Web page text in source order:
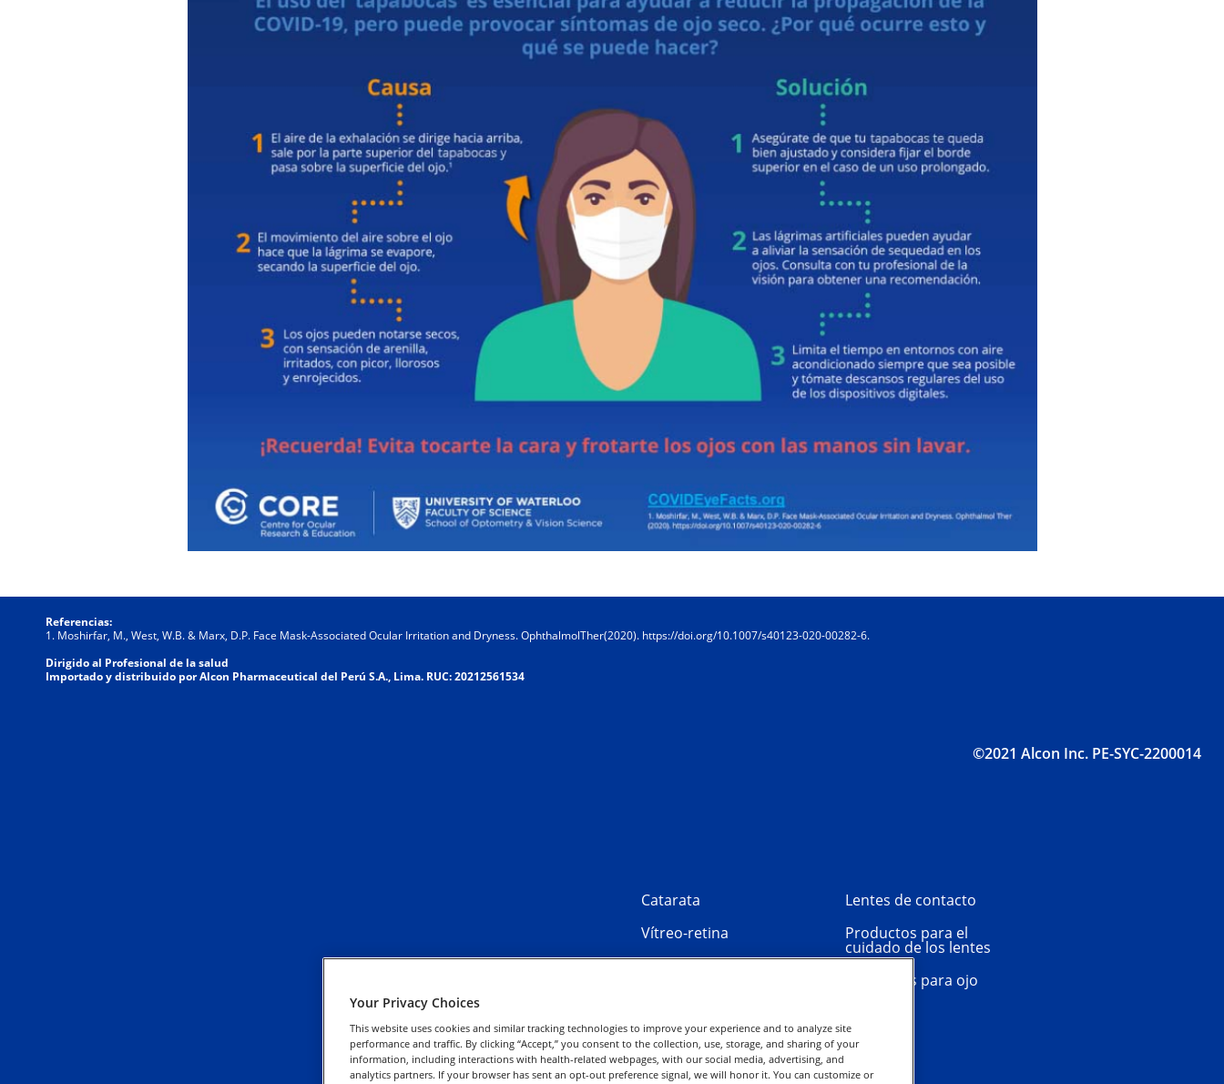
Referencias:
1. Moshirfar, M., West, W.B. & Marx, D.P. Face Mask-Associated Ocular Irritation and Dryness. OphthalmolTher(2020). https://doi.org/10.1007/s40123-020-00282-6.
Dirigido al Profesional de la salud
Importado y distribuido por Alcon Pharmaceutical del Perú S.A., Lima. RUC: 202­125­615­34
©2021 Alcon Inc. PE-SYC-2200014
Catarata
Vítreo-retina
Contáctanos
Lentes de contacto
Productos para el
cuidado de los lentes
Productos para ojo
Your Privacy Choices
This website uses cookies and similar tracking technologies to improve your experience and to analyze site
performance and traffic. By clicking “Accept,” you consent to the collection, use, storage, and sharing of your
information, including interactions with health-related webpages, with our social media, advertising, and
analytics partners. If your browser has sent an opt-out preference signal, we will honor it. You can customize or